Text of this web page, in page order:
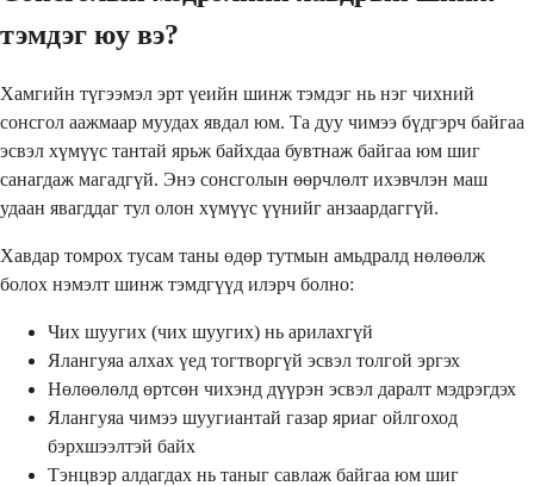
тэмдэг юу вэ?
Хамгийн түгээмэл эрт үеийн шинж тэмдэг нь нэг чихний
сонсгол аажмаар муудах явдал юм. Та дуу чимээ бүдгэрч байгаа
эсвэл хүмүүс тантай ярьж байхдаа бувтнаж байгаа юм шиг
санагдаж магадгүй. Энэ сонсголын өөрчлөлт ихэвчлэн маш
удаан явагддаг тул олон хүмүүс үүнийг анзаардаггүй.
Хавдар томрох тусам таны өдөр тутмын амьдралд нөлөөлж
болох нэмэлт шинж тэмдгүүд илэрч болно:
Чих шуугих (чих шуугих) нь арилахгүй
Ялангуяа алхах үед тогтворгүй эсвэл толгой эргэх
Нөлөөлөлд өртсөн чихэнд дүүрэн эсвэл даралт мэдрэгдэх
Ялангуяа чимээ шуугиантай газар яриаг ойлгоход
бэрхшээлтэй байх
Тэнцвэр алдагдах нь таныг савлаж байгаа юм шиг